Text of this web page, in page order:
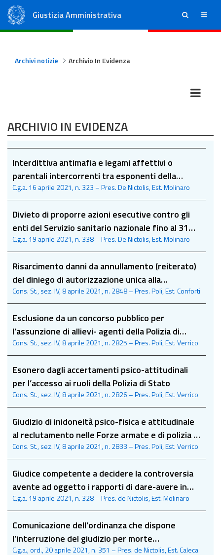
Giustizia Amministrativa ricerca menu
Archivi notizie Archivio In Evidenza
ARCHIVIO IN EVIDENZA
Interdittiva antimafia e legami affettivi o
parentali intercorrenti tra esponenti della
compagine sociale e soggetti affiliati o vicini alle
consorterie criminali
C.g.a. 16 aprile 2021, n. 323 – Pres. De Nictolis, Est. Molinaro
Divieto di proporre azioni esecutive contro gli
enti del Servizio sanitario nazionale fino al 31
dicembre 2021
C.g.a. 19 aprile 2021, n. 338 – Pres. De Nictolis, Est. Molinaro
Risarcimento danni da annullamento (reiterato)
del diniego di autorizzazione unica alla
realizzazione di un impianto energetico da fonti
rinnovabili
Cons. St., sez. IV, 8 aprile 2021, n. 2848 – Pres. Poli, Est. Conforti
Esclusione da un concorso pubblico per
l’assunzione di allievi- agenti della Polizia di
Stato per la presenza di un tatuaggio sul polso
sinistro di un candidato
Cons. St., sez. IV, 8 aprile 2021, n. 2825 – Pres. Poli, Est. Verrico
Esonero dagli accertamenti psico-attitudinali
per l’accesso ai ruoli della Polizia di Stato
Cons. St., sez. IV, 8 aprile 2021, n. 2826 – Pres. Poli, Est. Verrico
Giudizio di inidoneità psico-fisica e attitudinale
al reclutamento nelle Forze armate e di polizia e
sui limiti del sindacato giurisdizionale del giudice
amministrativo
Cons. St., sez. IV, 8 aprile 2021, n. 2833 – Pres. Poli, Est. Verrico
Giudice competente a decidere la controversia
avente ad oggetto i rapporti di dare-avere in
caso di risoluzione anticipata di una concessione
di pubblico servizio
C.g.a. 19 aprile 2021, n. 328 – Pres. de Nictolis, Est. Molinaro
Comunicazione dell’ordinanza che dispone
l’interruzione del giudizio per morte
dell’avvocato
C.g.a., ord., 20 aprile 2021, n. 351 – Pres. de Nictolis, Est. Caleca